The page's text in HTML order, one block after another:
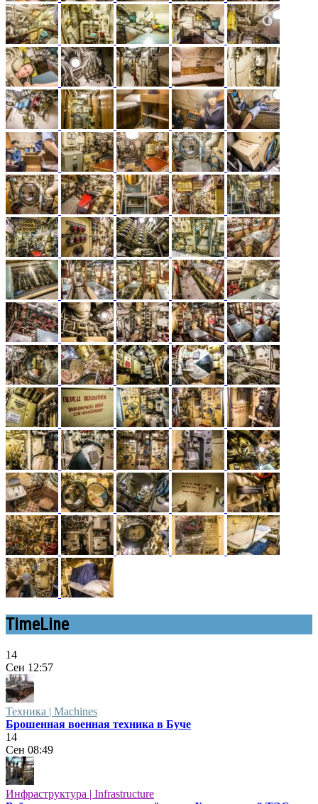
TimeLine
14
Сен 12:57
Техника | Machines
Брошенная военная техника в Буче
14
Сен 08:49
Инфраструктура | Infrastructure